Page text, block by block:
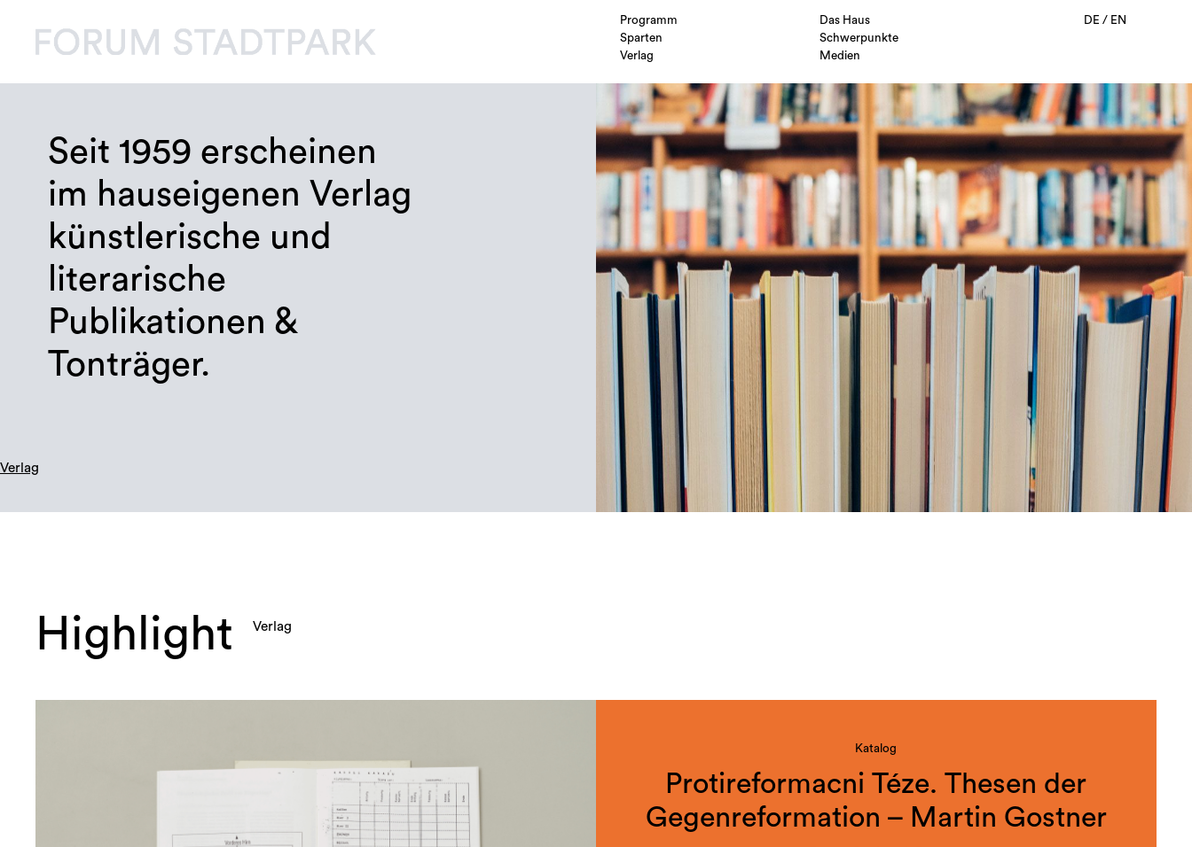
Programm
Das Haus
Sparten
Schwerpunkte
Verlag
Medien
DE/ EN
Seit 1959 erscheinen
im hauseigenen Verlag
künstlerische und
literarische
Publikationen &
Tonträger.
Verlag
Highlight Verlag
Katalog
Protireformacni Téze. Thesen der
Gegenreformation – Martin Gostner